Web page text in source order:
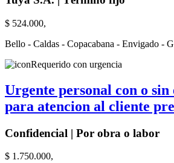
$ 524.000,
Bello - Caldas - Copacabana - Envigado -
Requerido con urgencia
Urgente personal con o
para atencion al cliente
Confidencial | Por obra o labor
$ 1.750.000,